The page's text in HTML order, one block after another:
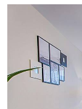
乖成立 50 多年
團自 2019 年入
與營運照常的
全面提升產能與